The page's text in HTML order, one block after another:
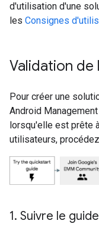
d'utilisation d'une
les Consignes
Validation de
Pour créer une
Android
lorsqu'elle est prête
utilisateurs,
1. Suivre le